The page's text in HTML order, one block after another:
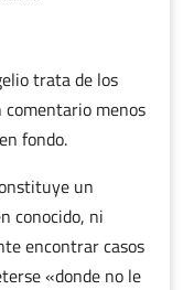
trata de los
comentario menos
fondo.
un
conocido, ni
encontrar casos
«donde no le